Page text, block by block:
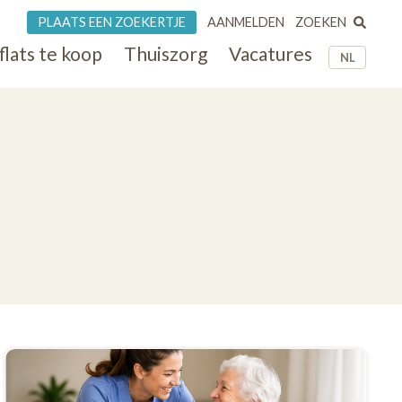
NL
te koop Thuiszorg Vacatures
PLAATS EEN ZOEKERTJE AANMELDEN ZOEKEN